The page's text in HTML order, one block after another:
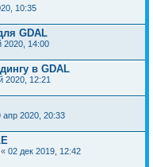
10:35
GDAL
2020, 14:00
в GDAL
2020, 12:21
апр 2020, 20:33
« 02 дек 2019, 12:42